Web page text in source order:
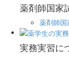
薬剤師国家
薬剤師国
実務実習に